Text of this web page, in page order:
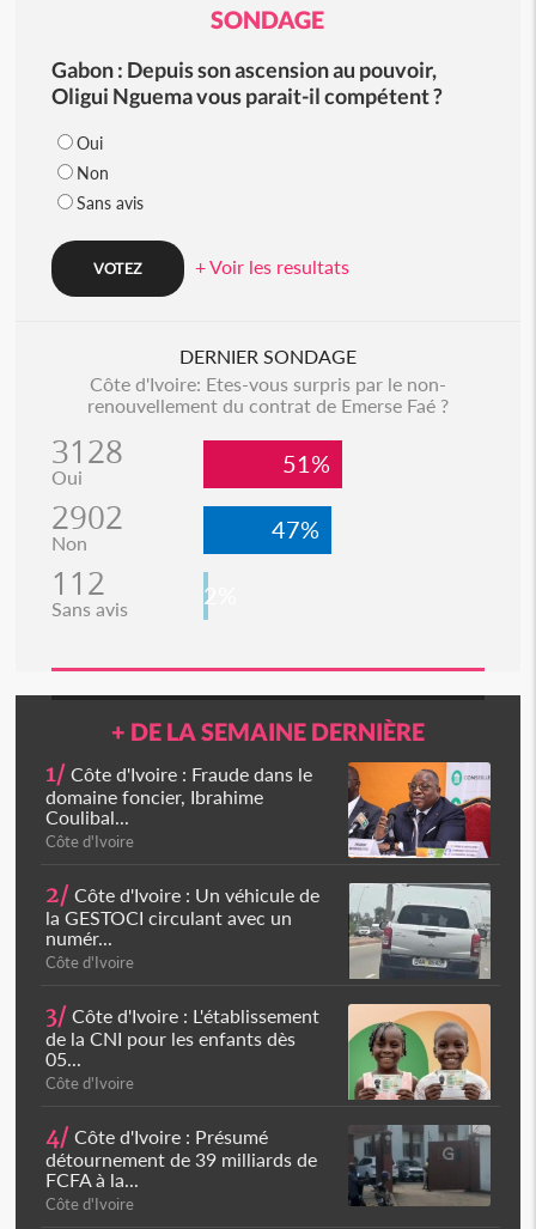
SONDAGE
Gabon : Depuis son ascension au pouvoir,
Oligui Nguema vous parait-il compétent ?
Oui
Non
Sans avis
+ Voir les resultats
DERNIER SONDAGE
Côte d'Ivoire: Etes-vous surpris par le non-
renouvellement du contrat de Emerse Faé ?
3128
Oui 51%
2902
Non 47%
112
Sans avis 2%
+ DE LA SEMAINE DERNIÈRE
1/ Côte d'Ivoire : Fraude dans le
domaine foncier, Ibrahime
Coulibal...
Côte d'Ivoire
2/ Côte d'Ivoire : Un véhicule de
la GESTOCI circulant avec un
numér...
Côte d'Ivoire
3/ Côte d'Ivoire : L'établissement
de la CNI pour les enfants dès
05...
Côte d'Ivoire
4/ Côte d'Ivoire : Présumé
détournement de 39 milliards de
FCFA à la...
Côte d'Ivoire